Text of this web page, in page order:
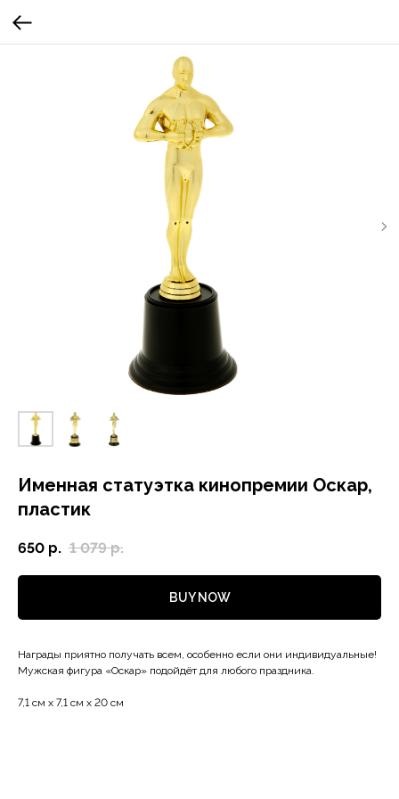
Именная статуэтка кинопремии Оскар,
пластик
650 р. 1 079 р.
BUY NOW
Награды приятно получать всем, особенно если они индивидуальные!
Мужская фигура «Оскар» подойдёт для любого праздника.
7,1 см х 7,1 см х 20 см